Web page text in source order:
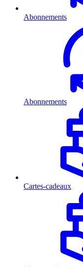
Abonnements
Abonnements
Cartes-cadeaux